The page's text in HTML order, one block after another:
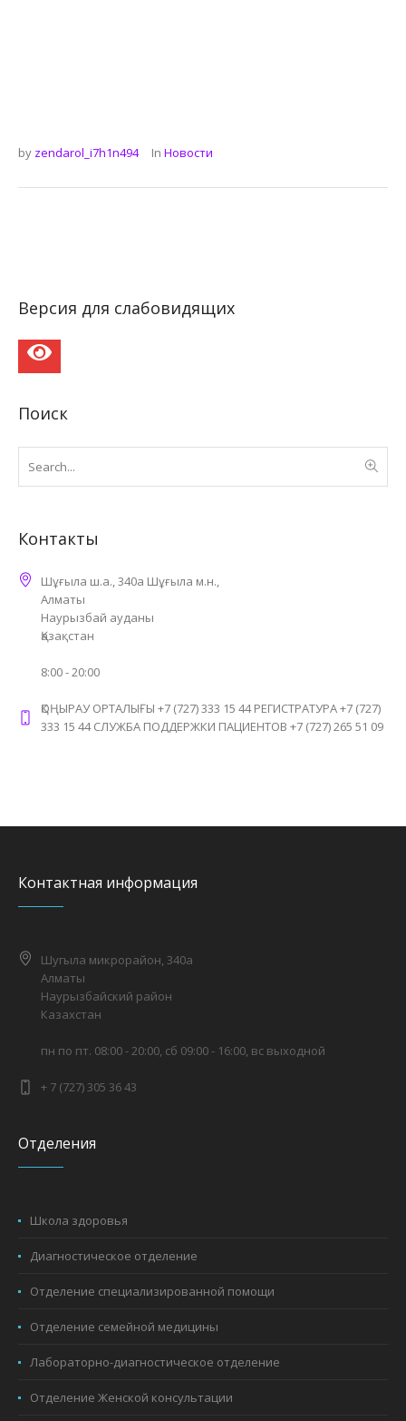
by zendarol_i7h1n494 In Новости
Версия для слабовидящих
Поиск
Контакты
Шұғыла ш.а., 340а Шұғыла м.н.,
Алматы
Наурызбай ауданы
Қазақстан
8:00 - 20:00
ҚОҢЫРАУ ОРТАЛЫҒЫ +7 (727) 333 15 44 РЕГИСТРАТУРА +7 (727)
333 15 44 СЛУЖБА ПОДДЕРЖКИ ПАЦИЕНТОВ +7 (727) 265 51 09
Контактная информация
Шугыла микрорайон, 340а
Алматы
Наурызбайский район
Казахстан
пн по пт. 08:00 - 20:00, сб 09:00 - 16:00, вс выходной
+ 7 (727) 305 36 43
Отделения
Школа здоровья
Диагностическое отделение
Отделение специализированной помощи
Отделение семейной медицины
Лабораторно-диагностическое отделение
Отделение Женской консультации